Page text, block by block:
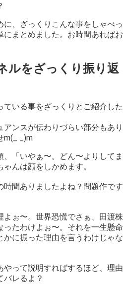
、ざっくりこんな事をしゃべっ
にまとめました。お時間あればお
ルをざっくり振り返
ている事をざっくりとご紹介した
ンスが伝わりづらい部分もあり
m(_ _)m
「いやぁ〜。どん〜よりしてま
ゃんは顔をしかめます。
間ありましたよね？問題作です
ぉ〜。世界恐慌でさぁ、田渡株
ったわけよぉ〜。それを一生懸命
に振った理由を言うわけじゃな
って説明すればするほど、理由
バレるよ？